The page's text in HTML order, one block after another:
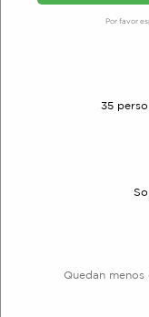
Por favor
35
Quedan